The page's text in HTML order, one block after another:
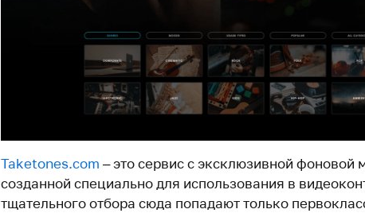
Taketones.com – это сервис с эксклюзивной фоновой
созданной специально для использования в
тщательного отбора сюда попадают только